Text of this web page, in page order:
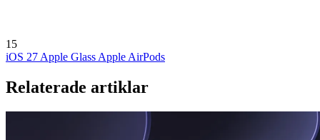
15
iOS 27 Apple Glass Apple AirPods
Relaterade artiklar